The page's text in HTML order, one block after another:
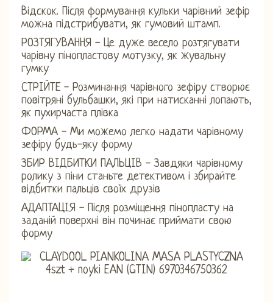
Відскок. Після формування кульки чарівний зефір
можна підстрибувати, як гумовий штамп.
РОЗТЯГУВАННЯ - Це дуже весело розтягувати
чарівну пінопластову мотузку, як жувальну
гумку
СТРІЙТЕ - Розминання чарівного зефіру створює
повітряні бульбашки, які при натисканні лопають,
як пухирчаста плівка
ФОРМА - Ми можемо легко надати чарівному
зефіру будь-яку форму
ЗБИР ВІДБИТКИ ПАЛЬЦІВ - Завдяки чарівному
ролику з піни станьте детективом і збирайте
відбитки пальців своїх друзів
АДАПТАЦІЯ - Після розміщення пінопласту на
заданій поверхні він починає приймати свою
форму